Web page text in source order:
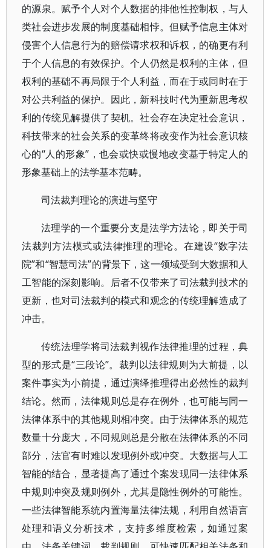
的源泉。赋予个人对个人数据的排他性控制权，与人
类社会进步发展的制度基础相悖。但赋予信息主体对
侵害个人信息行为的赔偿请求权和诉权，的确更有利
于个人信息的有效保护。个人仍然是权利的主体，但
权利的基础不再局限于个人利益，而在于或同时在于
对公共利益的保护。因此，新科技时代为重新思考权
利的传统见解提供了契机。社会存在决定社会意识，
科技带来的社会关系的变革终将改变作为社会意识核
心的“人的形象”，也会或快或慢地改变基于特定人的
形象基础上的法学基本范畴。
司法裁判理论的演进与坚守
法理学的一个重要分支是法学方法论，即关于司
法裁判方法模式或法律推理的理论。在建设“数字法
院”和“智慧司法”的背景下，这一领域受到大数据和人
工智能的深刻影响。后者不仅带来了司法裁判技术的
更新，也对司法裁判的模式和观念的传统理解造成了
冲击。
传统法理学将司法裁判视作法律推理的过程，典
型的形式是“三段论”。裁判以法律规则为大前提，以
案件事实为小前提，通过演绎推理得出必然性的裁判
结论。然而，法律规则总是存在例外，也可能与同一
法律体系中的其他规则相冲突。由于法律体系的规范
数量十分庞大，不同规则总是分散在法律体系的不同
部分，法官有时难以发现例外或冲突。大数据与人工
智能的结合，显著提高了通过个案发现同一法律体系
中规则冲突及规则例外，尤其是隐性例外的可能性。
一些法律智能系统内置海量法律法规，利用自然语言
处理和语义分析技术，支持多维度检索，如通过案